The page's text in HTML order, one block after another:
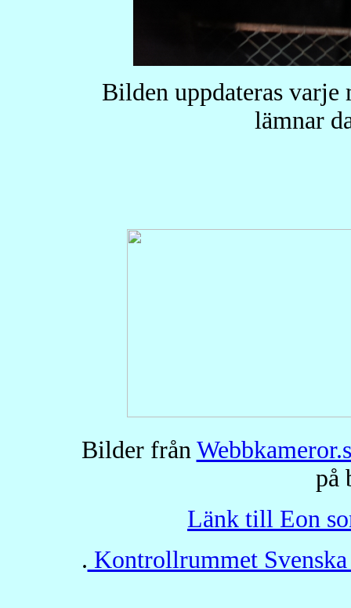
Bilden uppdateras
lämnar
Bilder från
på
Länk till Eon
. Kontrollrummet